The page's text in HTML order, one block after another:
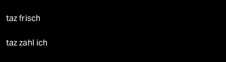
taz frisch
taz zahl ich